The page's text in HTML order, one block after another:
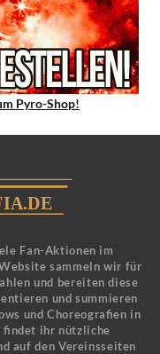
Pyro-Shop!
Fan-Aktionen im
sammeln wir für
und bereiten diese
und summieren
und Choreografien in
findet ihr nützliche
auf den Vereinsseiten